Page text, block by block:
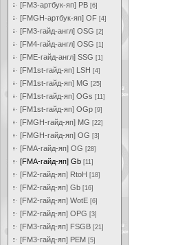
[FM3-артбук-яп] PB [6]
[FMGH-артбук-яп] OF [4]
[FM3-гайд-англ] OSG [2]
[FM4-гайд-англ] OSG [1]
[FME-гайд-англ] SSG [1]
[FM1st-гайд-яп] LSH [4]
[FM1st-гайд-яп] MG [25]
[FM1st-гайд-яп] OGs [11]
[FM1st-гайд-яп] OGp [9]
[FMGH-гайд-яп] MG [22]
[FMGH-гайд-яп] OG [3]
[FMA-гайд-яп] OG [28]
[FMA-гайд-яп] Gb [11]
[FM2-гайд-яп] RtoH [18]
[FM2-гайд-яп] Gb [16]
[FM2-гайд-яп] WotE [6]
[FM2-гайд-яп] OPG [3]
[FM3-гайд-яп] FSGB [21]
[FM3-гайд-яп] PEM [5]